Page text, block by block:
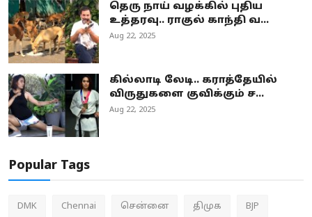
தெரு நாய் வழக்கில் புதிய
உத்தரவு.. ராகுல் காந்தி வ...
Aug 22, 2025
கில்லாடி லேடி.. கராத்தேயில்
விருதுகளை குவிக்கும் ச...
Aug 22, 2025
Popular Tags
DMK Chennai சென்னை திமுக BJP